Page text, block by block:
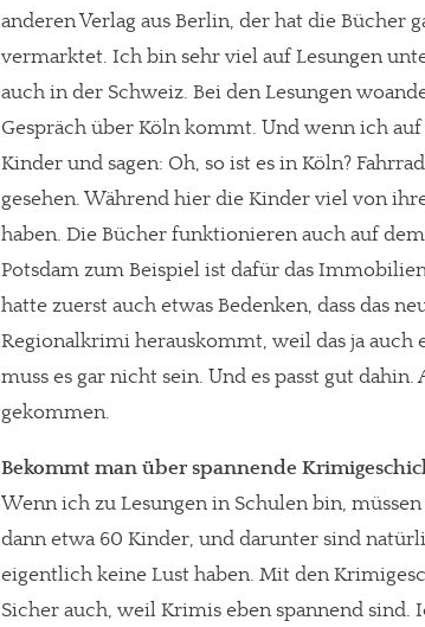
anderen Verlag aus Berlin, der hat die
vermarktet. Ich bin sehr viel auf Lesungen
auch in der Schweiz. Bei den Lesungen
Gespräch über Köln kommt. Und wenn ich
Kinder und sagen: Oh, so ist es in Köln?
gesehen. Während hier die Kinder viel von
haben. Die Bücher funktionieren auch auf
Potsdam zum Beispiel ist dafür das
hatte zuerst auch etwas Bedenken, dass das
Regionalkrimi herauskommt, weil das ja auch
muss es gar nicht sein. Und es passt gut
gekommen.
Bekommt man über spannende
Wenn ich zu Lesungen in Schulen bin,
dann etwa 60 Kinder, und darunter sind
eigentlich keine Lust haben. Mit den
Sicher auch, weil Krimis eben spannend